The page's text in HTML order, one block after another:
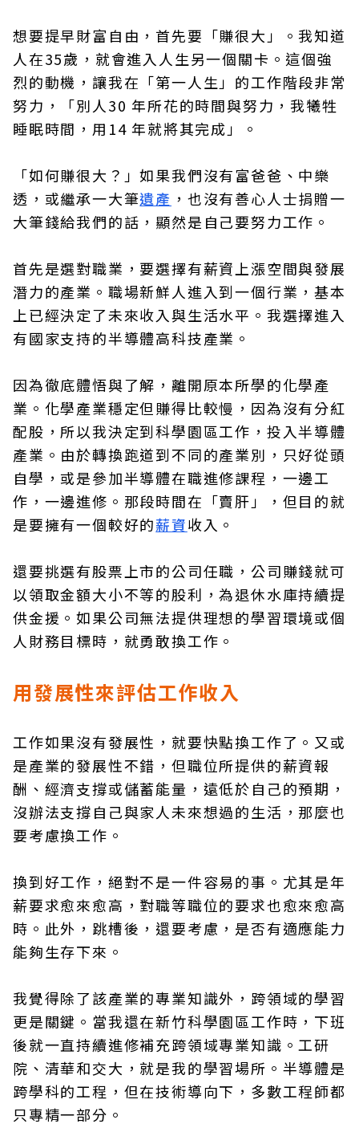
想要提早財富自由，首先要「賺很大」。我知道
人在35歲，就會進入人生另一個關卡。這個強
烈的動機，讓我在「第一人生」的工作階段非常
努力，「別人30 年所花的時間與努力，我犧牲
睡眠時間，用14 年就將其完成」。
「如何賺很大？」如果我們沒有富爸爸、中樂
透，或繼承一大筆遺產 ，也沒有善心人士捐贈一
大筆錢給我們的話，顯然是自己要努力工作。
首先是選對職業，要選擇有薪資上漲空間與發展
潛力的產業。職場新鮮人進入到一個行業，基本
上已經決定了未來收入與生活水平。我選擇進入
有國家支持的半導體高科技產業。
因為徹底體悟與了解，離開原本所學的化學產
業。化學產業穩定但賺得比較慢，因為沒有分紅
配股，所以我決定到科學園區工作，投入半導體
產業。由於轉換跑道到不同的產業別，只好從頭
自學，或是參加半導體在職進修課程，一邊工
作，一邊進修。那段時間在「賣肝」，但目的就
是要擁有一個較好的薪資收入。
還要挑選有股票上市的公司任職，公司賺錢就可
以領取金額大小不等的股利，為退休水庫持續提
供金援。如果公司無法提供理想的學習環境或個
人財務目標時，就勇敢換工作。
用發展性來評估工作收入
工作如果沒有發展性，就要快點換工作了。又或
是產業的發展性不錯，但職位所提供的薪資報
酬、經濟支撐或儲蓄能量，遠低於自己的預期，
沒辦法支撐自己與家人未來想過的生活，那麼也
要考慮換工作。
換到好工作，絕對不是一件容易的事。尤其是年
薪要求愈來愈高，對職等職位的要求也愈來愈高
時。此外，跳槽後，還要考慮，是否有適應能力
能夠生存下來。
我覺得除了該產業的專業知識外，跨領域的學習
更是關鍵。當我還在新竹科學園區工作時，下班
後就一直持續進修補充跨領域專業知識。工研
院、清華和交大，就是我的學習場所。半導體是
跨學科的工程，但在技術導向下，多數工程師都
只專精一部分。